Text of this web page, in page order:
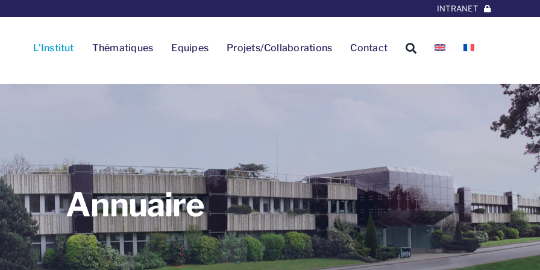
INTRANET
L’Institut Thématiques Equipes Projets/Collaborations Contact
Annuaire